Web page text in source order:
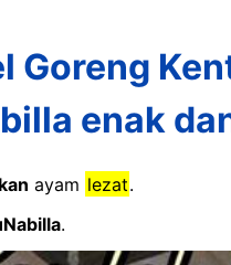
Goreng
enak
ayam lezat.
.